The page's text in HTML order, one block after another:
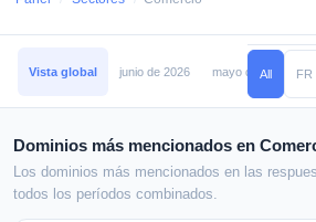
Vista global junio de 2026 mayo de 2026
All FR
Dominios más mencionados en
Los dominios más mencionados en las
todos los períodos combinados.